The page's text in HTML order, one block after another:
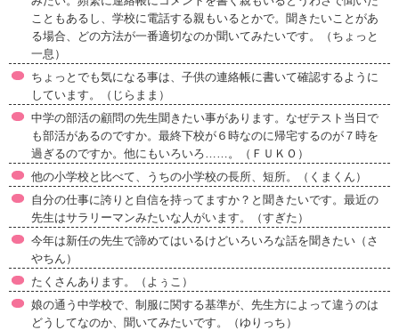
こともあるし、学校に電話する親もいるとかで。聞きたいことがあ
る場合、どの方法が一番適切なのか聞いてみたいです。（ちょっと
一息）
ちょっとでも気になる事は、子供の連絡帳に書いて確認するように
しています。（じらまま）
中学の部活の顧問の先生聞きたい事があります。なぜテスト当日で
も部活があるのですか。最終下校が６時なのに帰宅するのが７時を
過ぎるのですか。他にもいろいろ……。（ＦＵＫＯ）
他の小学校と比べて、うちの小学校の長所、短所。（くまくん）
自分の仕事に誇りと自信を持ってますか？と聞きたいです。最近の
先生はサラリーマンみたいな人がいます。（すぎた）
今年は新任の先生で諦めてはいるけどいろいろな話を聞きたい（さ
やちん）
たくさんあります。（よぅこ）
娘の通う中学校で、制服に関する基準が、先生方によって違うのは
どうしてなのか、聞いてみたいです。（ゆりっち）